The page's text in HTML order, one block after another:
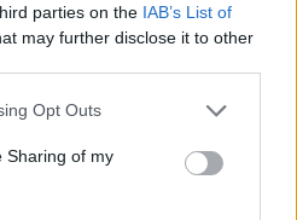
parties on the IAB’s List of
may further disclose it to other
app uses one or more Google
behaviour. You may click to
and its third-party tags to
purposes in below Google
Opt Outs
Sharing of my
News